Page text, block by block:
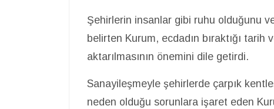
Şehirlerin insanlar gibi ruhu olduğunu
belirten Kurum, ecdadın bıraktığı
aktarılmasının önemini dile getirdi.
Sanayileşmeyle şehirlerde çarpık
neden olduğu sorunlara işaret eden